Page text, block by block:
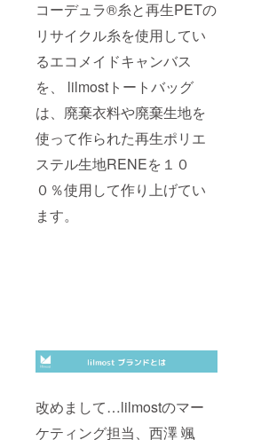
コーデュラ®糸と再生PETの
リサイクル糸を使用してい
るエコメイドキャンバス
を、 lilmostトートバッグ
は、廃棄衣料や廃棄生地を
使って作られた再生ポリエ
ステル生地RENEを１０
０％使用して作り上げてい
ます。
改めまして…lilmostのマー
ケティング担当、西澤 颯